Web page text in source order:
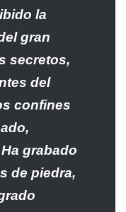
la
gran
secretos,
del
confines
grabado
de piedra,